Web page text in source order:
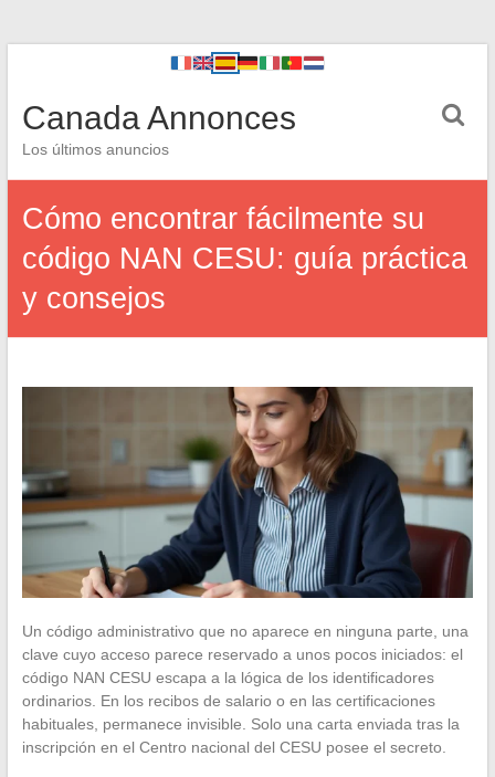
Canada Annonces
Los últimos anuncios
Cómo encontrar fácilmente su
código NAN CESU: guía práctica
y consejos
Un código administrativo que no aparece en ninguna parte, una
clave cuyo acceso parece reservado a unos pocos iniciados: el
código NAN CESU escapa a la lógica de los identificadores
ordinarios. En los recibos de salario o en las certificaciones
habituales, permanece invisible. Solo una carta enviada tras la
inscripción en el Centro nacional del CESU posee el secreto.